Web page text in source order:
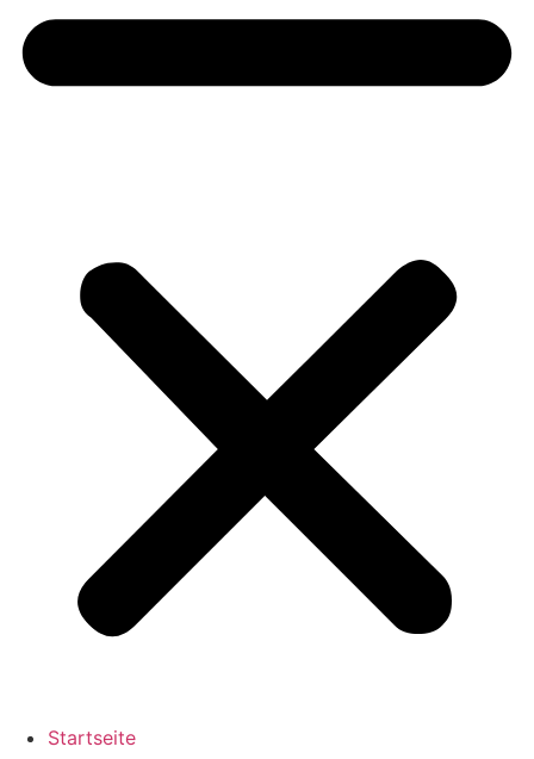
Startseite